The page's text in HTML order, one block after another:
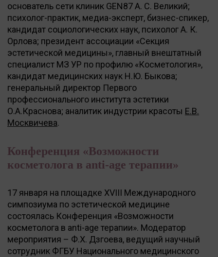
основатель сети клиник GEN87 А. С. Великий;
психолог-практик, медиа-эксперт, бизнес-спикер,
кандидат социологических наук, психолог А. К.
Орлова; президент ассоциации «Секция
эстетической медицины», главный внештатный
специалист МЗ УР по профилю «Косметология»,
кандидат медицинских наук Н.Ю. Быкова;
генеральный директор Первого
профессионального института эстетики
О.А.Краснова; аналитик индустрии красоты Е.В.
Москвичева.
Конференция «Возможности
косметолога в anti-age терапии»
17 января на площадке XVIII Международного
симпозиума по эстетической медицине
состоялась Конференция «Возможности
косметолога в anti-age терапии». Модератор
мероприятия – Ф.Х. Дзгоева, ведущий научный
сотрудник ФГБУ Национального медицинского